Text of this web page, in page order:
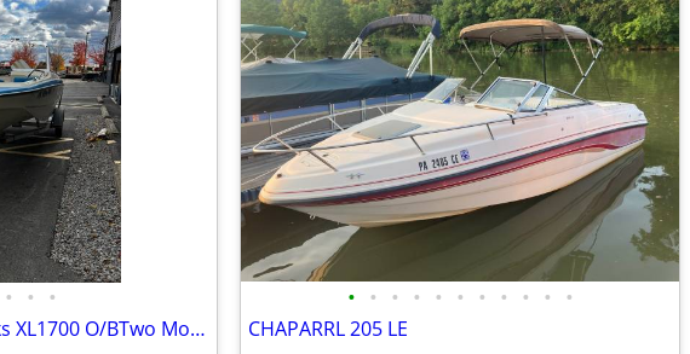
• • •
1977 Galaxie Boat Works XL1700 O/BTwo Motors
• • • • • • • • • • •
CHAPARRL 205 LE